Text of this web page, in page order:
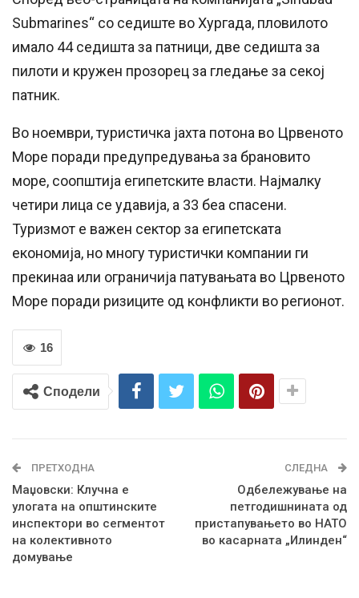
Submarines“ со седиште во Хургада, пловилото
имало 44 седишта за патници, две седишта за
пилоти и кружен прозорец за гледање за секој
патник.
Во ноември, туристичка јахта потона во Црвеното
Море поради предупредувања за брановито
море, соопштија египетските власти. Најмалку
четири лица се удавија, а 33 беа спасени.
Туризмот е важен сектор за египетската
економија, но многу туристички компании ги
прекинаа или ограничија патувањата во Црвеното
Море поради ризиците од конфликти во регионот.
16
Сподели
ПРЕТХОДНА
Маџовски: Клучна е
улогата на општинските
инспектори во сегментот
на колективното
домување
СЛЕДНА
Одбележување на
петгодишнината од
пристапувањето во НАТО
во касарната „Илинден“